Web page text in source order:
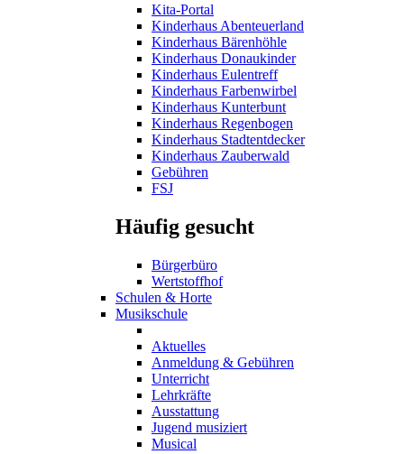
Kita-Portal
Kinderhaus Abenteuerland
Kinderhaus Bärenhöhle
Kinderhaus Donaukinder
Kinderhaus Eulentreff
Kinderhaus Farbenwirbel
Kinderhaus Kunterbunt
Kinderhaus Regenbogen
Kinderhaus Stadtentdecker
Kinderhaus Zauberwald
Gebühren
FSJ
Häufig gesucht
Bürgerbüro
Wertstoffhof
Schulen & Horte
Musikschule
Aktuelles
Anmeldung & Gebühren
Unterricht
Lehrkräfte
Ausstattung
Jugend musiziert
Musical